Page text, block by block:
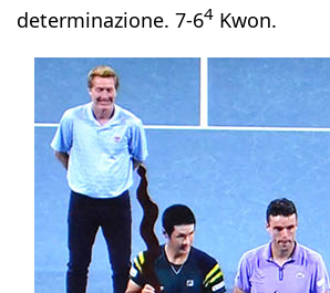
determinazione. 7-64 Kwon.